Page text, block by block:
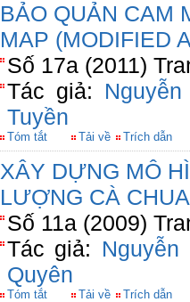
BẢO QUẢN CAM
MAP (MODIFIED
Số 17a (2011)
Tác giả:
Tuyền
Tóm tắt Tải về Trích dẫn
XÂY DỰNG MÔ
LƯỢNG CÀ
Số 11a (2009)
Tác giả: Nguyễn
Quyên
Tóm tắt Tải về Trích dẫn